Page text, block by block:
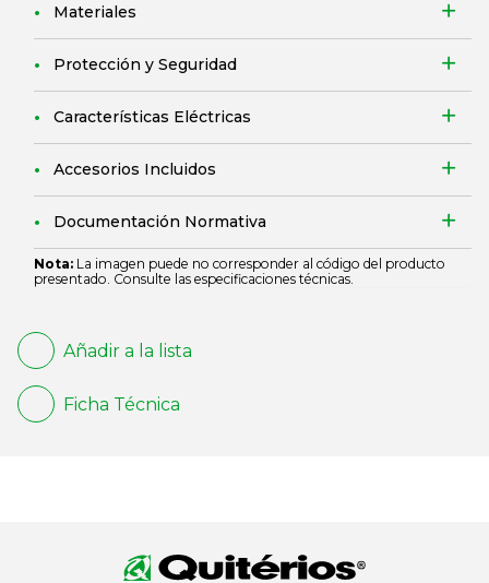
Materiales
Protección y Seguridad
Características Eléctricas
Accesorios Incluidos
Documentación Normativa
Nota: La imagen puede no corresponder al código del producto
presentado. Consulte las especificaciones técnicas.
Añadir a la lista
Ficha Técnica